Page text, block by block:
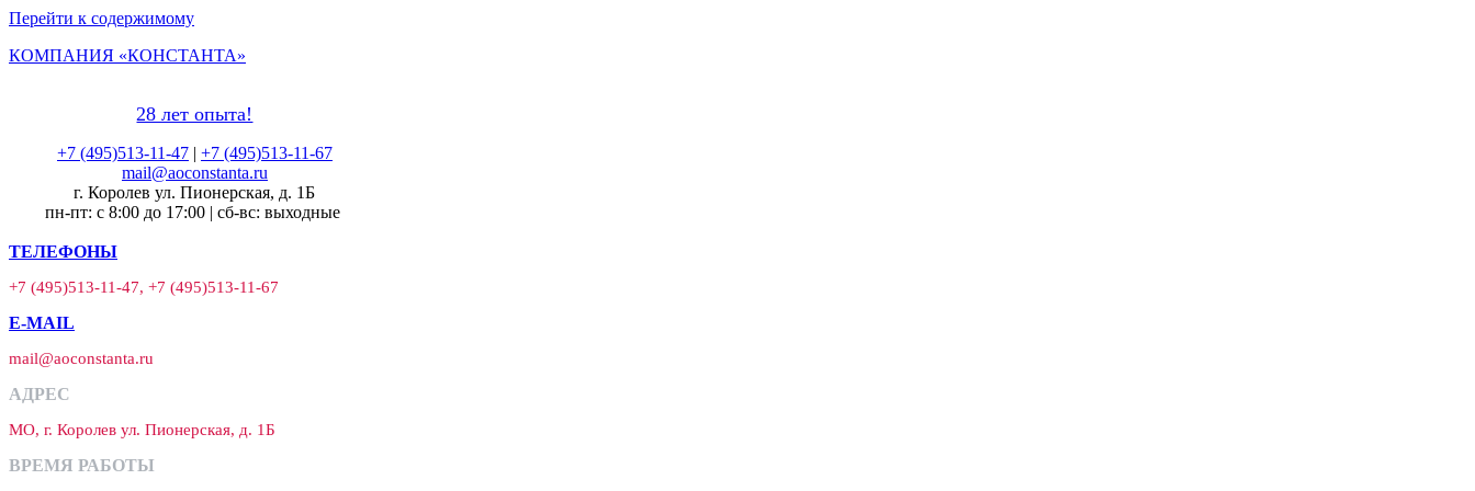
Перейти к содержимому
КОМПАНИЯ «КОНСТАНТА»
28 лет опыта!
+7 (495)513-11-47| +7 (495)513-11-67
mail@aoconstanta.ru
г. Королев ул. Пионерская, д. 1Б
пн-пт: с 8:00 до 17:00 | сб-вс: выходные
ТЕЛЕФОНЫ
+7 (495)513-11-47, +7 (495)513-11-67
E-MAIL
mail@aoconstanta.ru
АДРЕС
МО, г. Королев ул. Пионерская, д. 1Б
ВРЕМЯ РАБОТЫ